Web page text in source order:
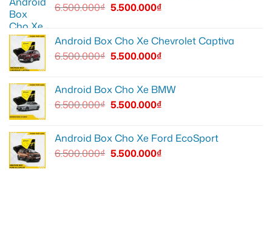
6.500.000₫ 5.500.000₫
Android Box Cho Xe Chevrolet Captiva
6.500.000₫ 5.500.000₫
Android Box Cho Xe BMW
6.500.000₫ 5.500.000₫
Android Box Cho Xe Ford EcoSport
6.500.000₫ 5.500.000₫